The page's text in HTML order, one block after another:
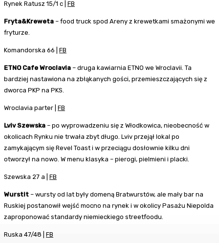
Rynek Ratusz 15/1 c | FB
Fryta&Kreweta – food truck spod Areny z krewetkami smażonymi we
fryturze.
Komandorska 66 | FB
ETNO Cafe Wroclavia – druga kawiarnia ETNO we Wroclavii. Ta
bardziej nastawiona na zbłąkanych gości, przemieszczających się z
dworca PKP na PKS.
Wroclavia parter | FB
Lviv Szewska – po wyprowadzeniu się z Włodkowica, nieobecność w
okolicach Rynku nie trwała zbyt długo. Lviv przejął lokal po
zamykającym się Revel Toast i w przeciągu dosłownie kilku dni
otworzył na nowo. W menu klasyka – pierogi, pielmieni i placki.
Szewska 27 a | FB
Wurstit – wursty od lat były domeną Bratwurstów, ale mały bar na
Ruskiej postanowił wejść mocno na rynek i w okolicy Pasażu Niepolda
zaproponować standardy niemieckiego streetfoodu.
Ruska 47/48 | FB